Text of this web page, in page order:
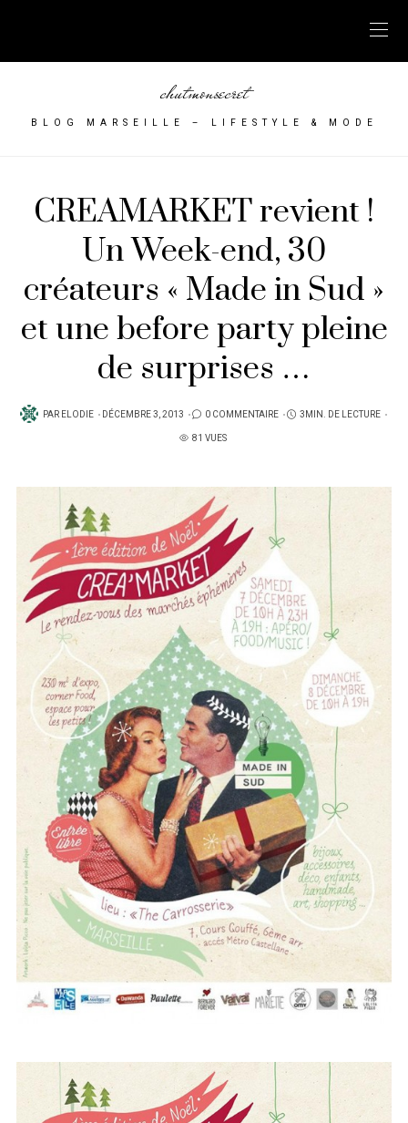
chutmonsecret
BLOG MARSEILLE – LIFESTYLE & MODE
CREAMARKET revient !
Un Week-end, 30
créateurs « Made in Sud »
et une before party pleine
de surprises …
PAR ELODIE
PUBLIÉ
DÉCEMBRE 3, 2013 0 COMMENTAIRE
3MIN. DE LECTURE
81 VUES